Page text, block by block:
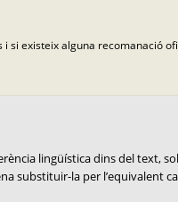
si existeix alguna recomanació
lingüística dins del text,
substituir-la per l’equivalent